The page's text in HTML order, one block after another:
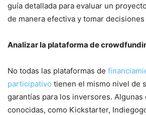
guía detallada para evaluar un
de manera efectiva y tomar
Analizar la plataforma de
No todas las plataformas de
participativo tienen el mismo nivel de
garantías para los inversores. Algunas
conocidas, como Kickstarter,